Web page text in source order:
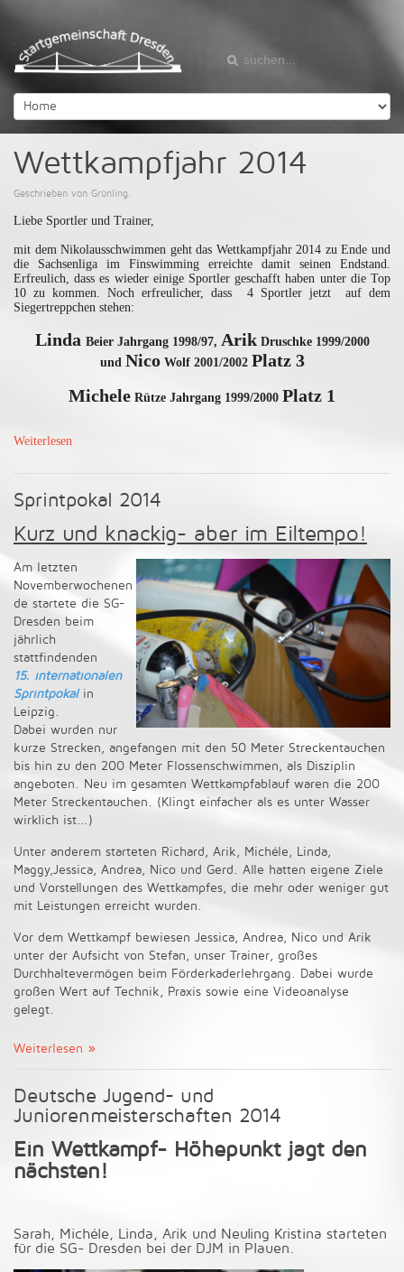
Wettkampfjahr 2014
Geschrieben von Grünling.
Liebe Sportler und Trainer,
mit dem Nikolausschwimmen geht das Wettkampfjahr 2014 zu Ende und
die Sachsenliga im Finswimming erreichte damit seinen Endstand.
Erfreulich, dass es wieder einige Sportler geschafft haben unter die Top
10 zu kommen. Noch erfreulicher, dass 4 Sportler jetzt auf dem
Siegertreppchen stehen:
Linda Beier Jahrgang 1998/97, ArikDruschke 1999/2000
und NicoWolf 2001/2002 Platz 3
Michele Rütze Jahrgang 1999/2000 Platz 1
Weiterlesen
Sprintpokal 2014
Kurz und knackig- aber im Eiltempo!
Am letzten
Novemberwochenen
de startete die SG-
Dresden beim
jährlich
stattfindenden
15. internationalen
Sprintpokalin
Leipzig.
Dabei wurden nur
kurze Strecken, angefangen mit den 50 Meter Streckentauchen
bis hin zu den 200 Meter Flossenschwimmen, als Disziplin
angeboten. Neu im gesamten Wettkampfablauf waren die 200
Meter Streckentauchen. (Klingt einfacher als es unter Wasser
wirklich ist...)
Unter anderem starteten Richard, Arik, Michéle, Linda,
Maggy,Jessica, Andrea, Nico und Gerd. Alle hatten eigene Ziele
und Vorstellungen des Wettkampfes, die mehr oder weniger gut
mit Leistungen erreicht wurden.
Vor dem Wettkampf bewiesen Jessica, Andrea, Nico und Arik
unter der Aufsicht von Stefan, unser Trainer, großes
Durchhaltevermögen beim Förderkaderlehrgang. Dabei wurde
großen Wert auf Technik, Praxis sowie eine Videoanalyse
gelegt.
Weiterlesen
Deutsche Jugend- und
Juniorenmeisterschaften 2014
Ein Wettkampf- Höhepunkt jagt den
nächsten!
Sarah, Michéle, Linda, Arik und Neuling Kristina starteten
für die SG- Dresden bei der DJM in Plauen.